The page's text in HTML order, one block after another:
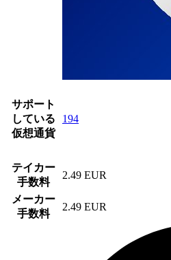
サポート
している
仮想通貨
194
テイカー
手数料
2.49 EUR
メーカー
手数料
2.49 EUR